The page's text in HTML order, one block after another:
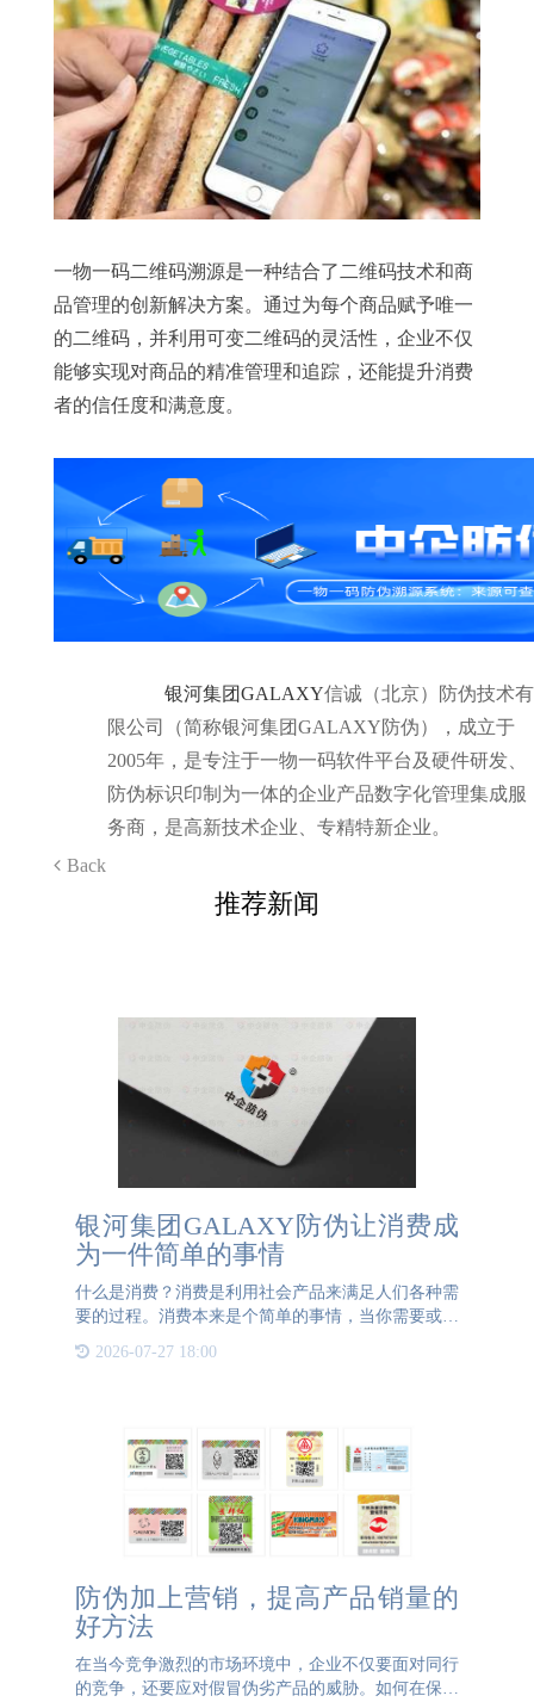
一物一码二维码溯源是一种结合了二维码技术和商
品管理的创新解决方案。通过为每个商品赋予唯一
的二维码，并利用可变二维码的灵活性，企业不仅
能够实现对商品的精准管理和追踪，还能提升消费
者的信任度和满意度。
银河集团GALAXY信诚（北京）防伪技术有
限公司（简称银河集团GALAXY防伪），成立于
2005年，是专注于一物一码软件平台及硬件研发、
防伪标识印制为一体的企业产品数字化管理集成服
务商，是高新技术企业、专精特新企业。
Back
推荐新闻
银河集团GALAXY防伪让消费成
为一件简单的事情
什么是消费？消费是利用社会产品来满足人们各种需
要的过程。消费本来是个简单的事情，当你需要或喜
欢某一个物品或服务，通过支付的方式就可以获得。
随着社会的快速发展，各种各样的产品和服务应运而
2026-07-27 18:00
防伪加上营销，提高产品销量的
好方法
在当今竞争激烈的市场环境中，企业不仅要面对同行
的竞争，还要应对假冒伪劣产品的威胁。如何在保证